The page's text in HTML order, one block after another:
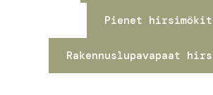
Pienet hirsimökit
Rakennuslupavapaat